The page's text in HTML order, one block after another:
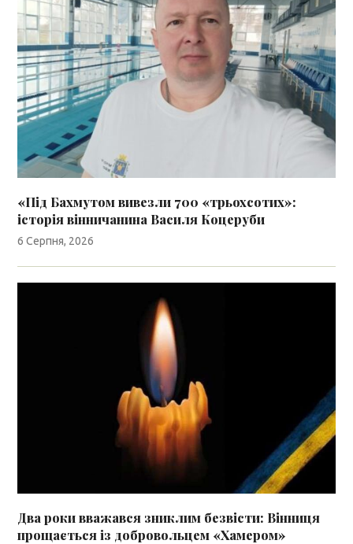
«Під Бахмутом вивезли 700 «трьохсотих»:
історія вінничанина Василя Коцеруби
6 Серпня, 2026
Два роки вважався зниклим безвісти: Вінниця
прощається із добровольцем «Хамером»